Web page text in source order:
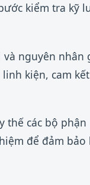
kiểm tra kỹ
nguyên nhân
kiện, cam kết
thế các bộ phận
để đảm bảo